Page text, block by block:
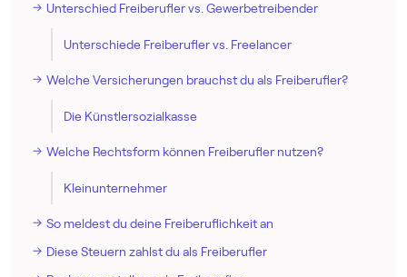
Unterschied Freiberufler vs. Gewerbetreibender
Unterschiede Freiberufler vs. Freelancer
Welche Versicherungen brauchst du als Freiberufler?
Die Künstlersozialkasse
Welche Rechtsform können Freiberufler nutzen?
Kleinunternehmer
So meldest du deine Freiberuflichkeit an
Diese Steuern zahlst du als Freiberufler